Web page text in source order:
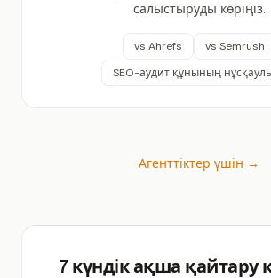
салыстыруды көріңіз.
vs Ahrefs
vs Semrush
SEO-аудит құнының
Агенттіктер үшін →
7 күндік ақша қайтару